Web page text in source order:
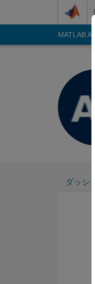
コンテンツへスキップ
MATLAB
ダッシ